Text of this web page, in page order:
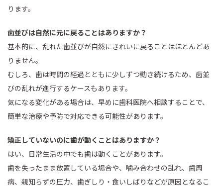
ります。
歯並びは自然に元に戻ることはありますか？
基本的に、乱れた歯並びが自然にきれいに戻ることはほとんどあ
りません。
むしろ、歯は時間の経過とともに少しずつ動き続けるため、歯並
びの乱れが進行するケースもあります。
気になる変化がある場合は、早めに歯科医院へ相談することで、
簡単な治療や予防で対応できる可能性があります。
矯正していないのに歯が動くことはありますか？
はい、日常生活の中でも歯は動くことがあります。
歯を失ったまま放置している場合や、噛み合わせの乱れ、歯周
病、親知らずの圧力、歯ぎしり・食いしばりなどが原因となるこ